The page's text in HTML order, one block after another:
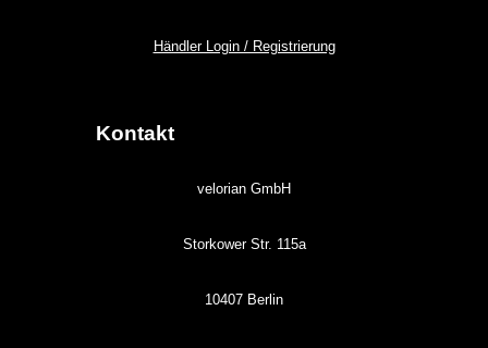
Händler Login / Registrierung
Kontakt
velorian GmbH
Storkower Str. 115a
10407 Berlin